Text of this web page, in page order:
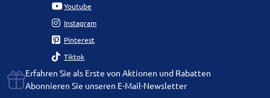
Youtube
Instagram
Pinterest
Tiktok
Erfahren Sie als Erste von Aktionen und Rabatten
Abonnieren Sie unseren E-Mail-Newsletter